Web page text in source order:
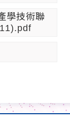
學技術聯